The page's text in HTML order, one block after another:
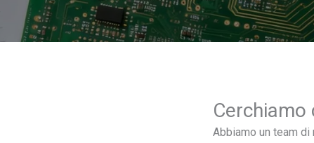
Cerchiamo
Abbiamo un team